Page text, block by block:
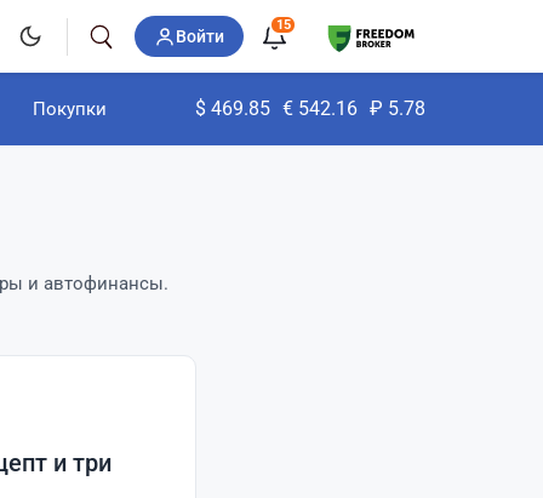
Войти
15
Покупки $ 469.85 € 542.16 ₽ 5.78
и автофинансы.
и три